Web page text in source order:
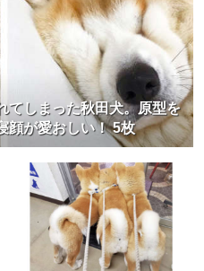
てしまった秋田犬。原型を
顔が愛おしい！ 5枚